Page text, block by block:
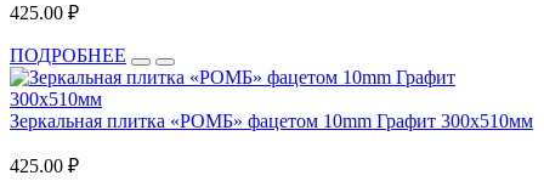
425.00 ₽
ПОДРОБНЕЕ
Зеркальная плитка «РОМБ» фацетом 10mm Графит 300х510мм
425.00 ₽